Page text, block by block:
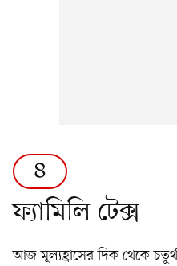
৪
ফ্যামিলি টেক্স
আজ মূল্যহ্রাসের দিক থেকে